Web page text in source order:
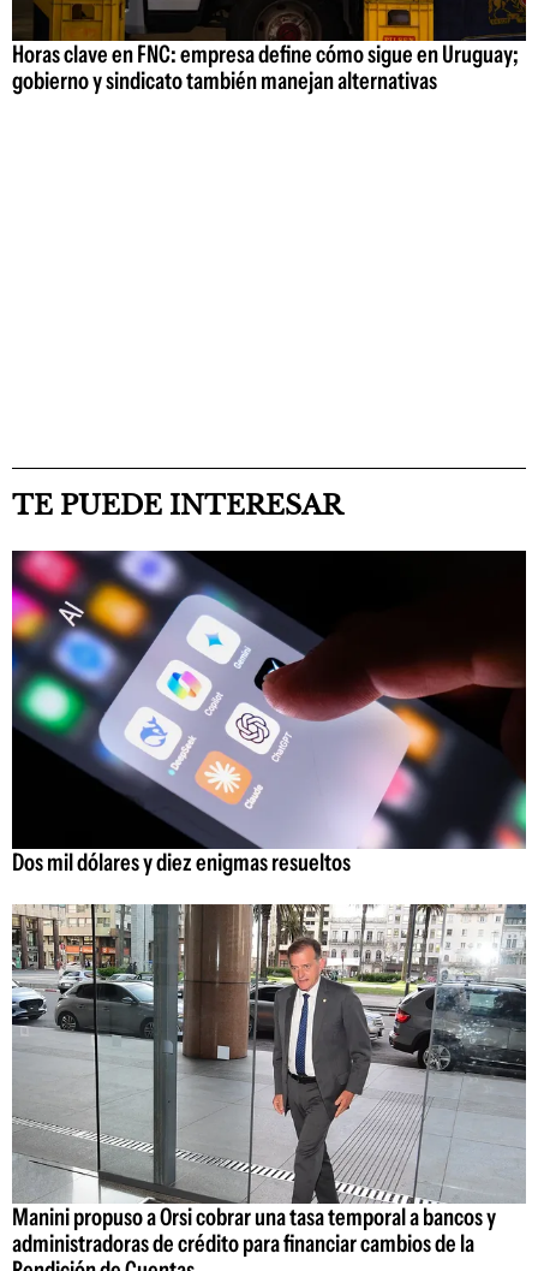
Horas clave en FNC: empresa define cómo sigue en Uruguay;
gobierno y sindicato también manejan alternativas
TE PUEDE INTERESAR
Dos mil dólares y diez enigmas resueltos
Manini propuso a Orsi cobrar una tasa temporal a bancos y
administradoras de crédito para financiar cambios de la